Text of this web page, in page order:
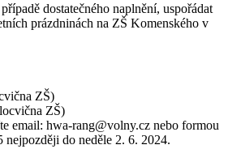
dostatečného naplnění, uspořádat
prázdninách na ZŠ Komenského v
ZŠ)
ZŠ)
email: hwa-rang@volny.cz nebo formou
nejpozději do neděle 2. 6. 2024.